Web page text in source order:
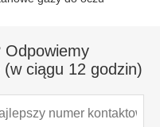
Odpowiemy
ciągu 12 godzin)